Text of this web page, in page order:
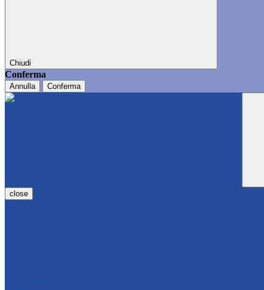
Chiudi
Conferma
Annulla Conferma
close